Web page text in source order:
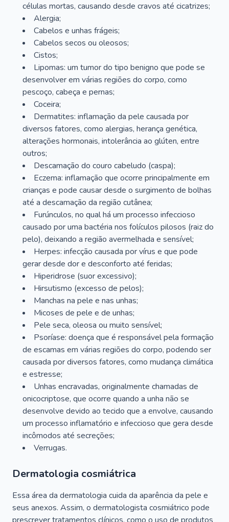
células mortas, causando desde cravos até cicatrizes;
Alergia;
Cabelos e unhas frágeis;
Cabelos secos ou oleosos;
Cistos;
Lipomas: um tumor do tipo benigno que pode se
desenvolver em várias regiões do corpo, como
pescoço, cabeça e pernas;
Coceira;
Dermatites: inflamação da pele causada por
diversos fatores, como alergias, herança genética,
alterações hormonais, intolerância ao glúten, entre
outros;
Descamação do couro cabeludo (caspa);
Eczema: inflamação que ocorre principalmente em
crianças e pode causar desde o surgimento de bolhas
até a descamação da região cutânea;
Furúnculos, no qual há um processo infeccioso
causado por uma bactéria nos folículos pilosos (raiz do
pelo), deixando a região avermelhada e sensível;
Herpes: infecção causada por vírus e que pode
gerar desde dor e desconforto até feridas;
Hiperidrose (suor excessivo);
Hirsutismo (excesso de pelos);
Manchas na pele e nas unhas;
Micoses de pele e de unhas;
Pele seca, oleosa ou muito sensível;
Psoríase: doença que é responsável pela formação
de escamas em várias regiões do corpo, podendo ser
causada por diversos fatores, como mudança climática
e estresse;
Unhas encravadas, originalmente chamadas de
onicocriptose, que ocorre quando a unha não se
desenvolve devido ao tecido que a envolve, causando
um processo inflamatório e infeccioso que gera desde
incômodos até secreções;
Verrugas.
Dermatologia cosmiátrica
Essa área da dermatologia cuida da aparência da pele e
seus anexos. Assim, o dermatologista cosmiátrico pode